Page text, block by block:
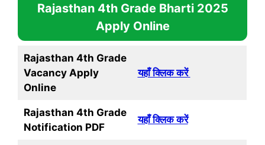
Rajasthan 4th Grade Bharti 2025
Apply Online
Rajasthan 4th Grade
VacancyApply
Online
यहाँ क्लिक करें
Rajasthan 4th Grade
Notification PDF
यहाँ क्लिक करें